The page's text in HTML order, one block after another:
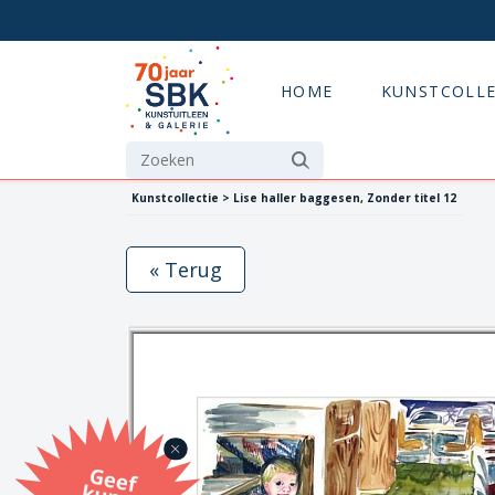
HOME
Kunstcollectie > Lise haller baggesen, Zonder titel 12
G
eef
u
n
st
a
d
o
m
et
e SB
K
u
n
stb
o
n
« Terug